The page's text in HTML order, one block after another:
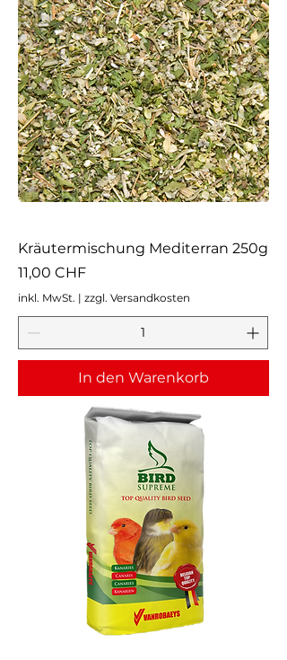
Kräutermischung Mediterran 250g
Preis
11,00 CHF
inkl. MwSt. | zzgl. Versandkosten
In den Warenkorb